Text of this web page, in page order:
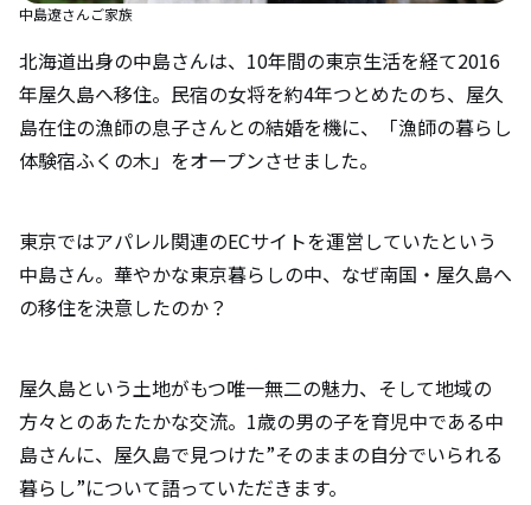
中島遼さんご家族
北海道出身の中島さんは、10年間の東京生活を経て2016
年屋久島へ移住。民宿の女将を約4年つとめたのち、屋久
島在住の漁師の息子さんとの結婚を機に、「漁師の暮らし
体験宿ふくの木」をオープンさせました。
東京ではアパレル関連のECサイトを運営していたという
中島さん。華やかな東京暮らしの中、なぜ南国・屋久島へ
の移住を決意したのか？
屋久島という土地がもつ唯一無二の魅力、そして地域の
方々とのあたたかな交流。1歳の男の子を育児中である中
島さんに、屋久島で見つけた”そのままの自分でいられる
暮らし”について語っていただきます。